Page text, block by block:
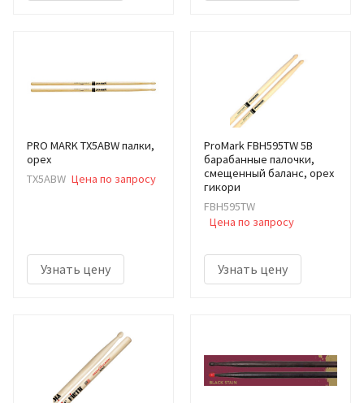
PRO MARK TX5ABW палки,
орех
TX5ABW Цена по запросу
Узнать цену
ProMark FBH595TW 5B
барабанные палочки,
смещенный баланс, орех
гикори
FBH595TW
Цена по запросу
Узнать цену